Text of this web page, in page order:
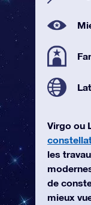
Virgo ou
les
de
mieux